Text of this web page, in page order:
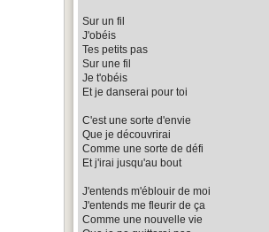
Sur un fil
J'obéis
Tes petits pas
Sur une fil
Je t'obéis
Et je danserai pour toi
C'est une sorte d'envie
Que je découvrirai
Comme une sorte de défi
Et j'irai jusqu'au bout
J'entends m'éblouir de moi
J'entends me fleurir de ça
Comme une nouvelle vie